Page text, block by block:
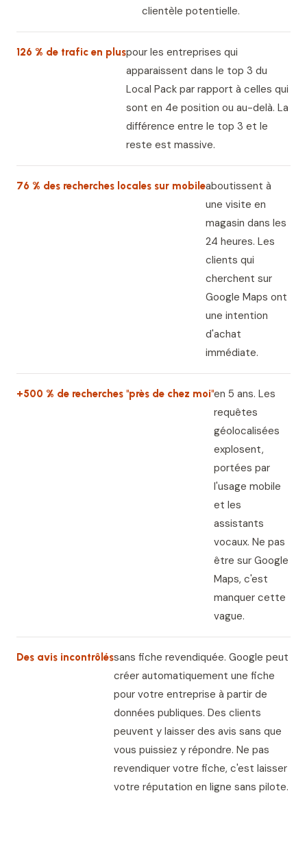
clientèle potentielle.
126 % de trafic en pluspour les entreprises qui
apparaissent dans le top 3 du
Local Pack par rapport à celles qui
sont en 4e position ou au-delà. La
différence entre le top 3 et le
reste est massive.
76 % des recherches locales sur mobileaboutissent à
une visite en
magasin dans les
24 heures. Les
clients qui
cherchent sur
Google Maps ont
une intention
d'achat
immédiate.
+500 % de recherches "près de chez moi"en 5 ans. Les
requêtes
géolocalisées
explosent,
portées par
l'usage mobile
et les
assistants
vocaux. Ne pas
être sur Google
Maps, c'est
manquer cette
vague.
Des avis incontrôléssans fiche revendiquée. Google peut
créer automatiquement une fiche
pour votre entreprise à partir de
données publiques. Des clients
peuvent y laisser des avis sans que
vous puissiez y répondre. Ne pas
revendiquer votre fiche, c'est laisser
votre réputation en ligne sans pilote.